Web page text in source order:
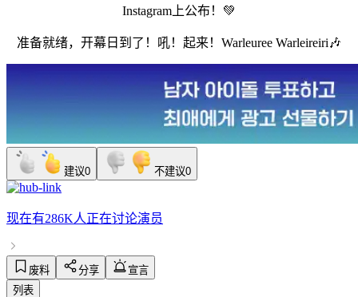
Instagram上公布！💚
准备就绪，开幕日到了！吼！起来！Warleuree Warleireiri🎶
建议0 不建议0
现在有286K人正在讨论演员
废料 分享
宣言
列表